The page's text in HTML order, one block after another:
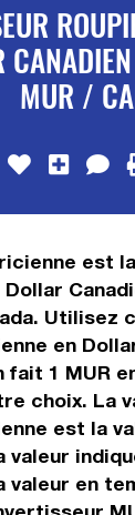
MUR /
est
Utilisez
en
1 MUR
choix. La
est la
valeur
valeur en